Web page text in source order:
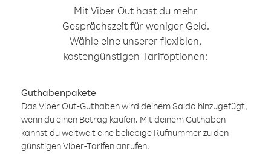
Mit Viber Out hast du mehr
Gesprächszeit für weniger Geld.
Wähle eine unserer flexiblen,
kostengünstigen Tarifoptionen:
Guthabenpakete
Das Viber Out-Guthaben wird deinem Saldo hinzugefügt,
wenn du einen Betrag kaufen. Mit deinem Guthaben
kannst du weltweit eine beliebige Rufnummer zu den
günstigen Viber-Tarifen anrufen.